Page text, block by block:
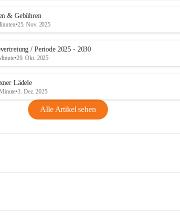
& Gebühren
•25. Nov. 2025
/ Periode 2025 - 2030
•29. Okt. 2025
Lädele
•3. Dez. 2025
Alle Artikel sehen